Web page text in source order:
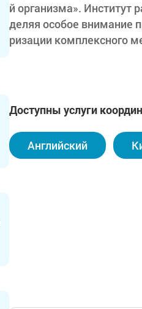
й организма». Институт
деляя особое внимание
ризации комплексного
свои
аты обследований и
Мы не ограничиваемся
тижения корейской
жении всей жизни», и
Доступны услуги
Английский